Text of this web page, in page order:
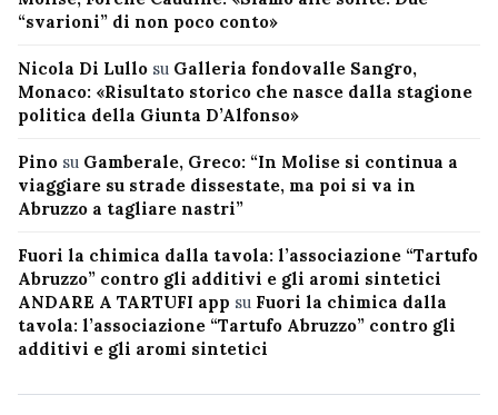
“svarioni” di non poco conto»
Nicola Di Lullo su Galleria fondovalle Sangro,
Monaco: «Risultato storico che nasce dalla stagione
politica della Giunta D’Alfonso»
Pino su Gamberale, Greco: “In Molise si continua a
viaggiare su strade dissestate, ma poi si va in
Abruzzo a tagliare nastri”
Fuori la chimica dalla tavola: l’associazione “Tartufo
Abruzzo” contro gli additivi e gli aromi sintetici
ANDARE A TARTUFI app su Fuori la chimica dalla
tavola: l’associazione “Tartufo Abruzzo” contro gli
additivi e gli aromi sintetici